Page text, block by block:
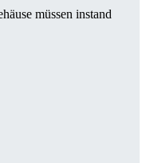
müssen instand